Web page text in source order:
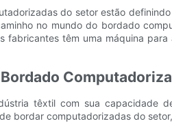
do setor estão
no mundo do bordado
têm uma máquina
têxtil com sua
bordar computadorizadas do